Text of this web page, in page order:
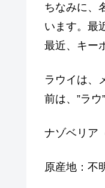
ちなみに、
います。最
最近、キー
ラウイは、
前は、”ラウ
ナゾベリア
原産地：不